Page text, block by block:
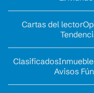
Cartas del lector
Clasificados
Avisos